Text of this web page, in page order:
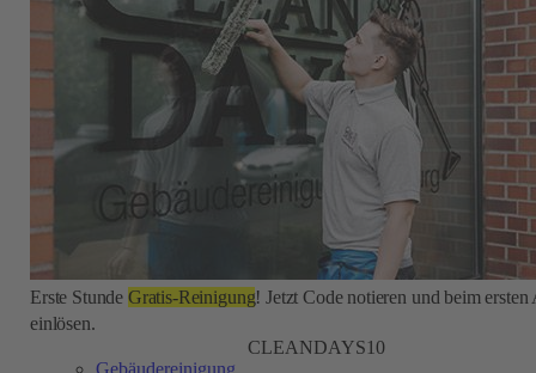
Erste Stunde Gratis-Reinigung! Jetzt Code notieren und beim ersten
einlösen.
CLEANDAYS10
Gebäudereinigung